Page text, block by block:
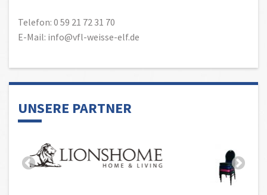
Telefon: 0 59 21 72 31 70
E-Mail: info@vfl-weisse-elf.de
UNSERE PARTNER